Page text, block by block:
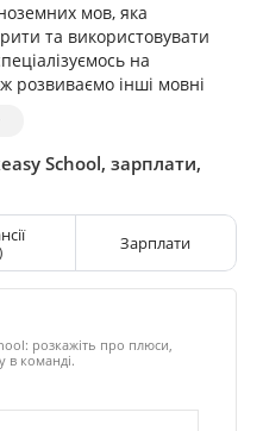
мов, яка
та використовувати
на
розвиваємо інші мовні
максимум
Наш підхід базується
адаптуємо програму під
переїзд, навчання чи
навколо живої
впевненості у
комунікативний та
студентам швидко
— це не лише про
створюємо середовище,
разом: проводимо
та івенти,
School, зарплати,
Зарплати
розкажіть про плюси,
в команді.